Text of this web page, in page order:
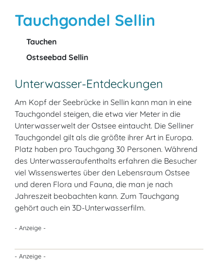
Tauchgondel Sellin
Tauchen
Ostseebad Sellin
Unterwasser-Entdeckungen
Am Kopf der Seebrücke in Sellin kann man in eine
Tauchgondel steigen, die etwa vier Meter in die
Unterwasserwelt der Ostsee eintaucht. Die Selliner
Tauchgondel gilt als die größte ihrer Art in Europa.
Platz haben pro Tauchgang 30 Personen. Während
des Unterwasseraufenthalts erfahren die Besucher
viel Wissenswertes über den Lebensraum Ostsee
und deren Flora und Fauna, die man je nach
Jahreszeit beobachten kann. Zum Tauchgang
gehört auch ein 3D-Unterwasserfilm.
- Anzeige -
- Anzeige -